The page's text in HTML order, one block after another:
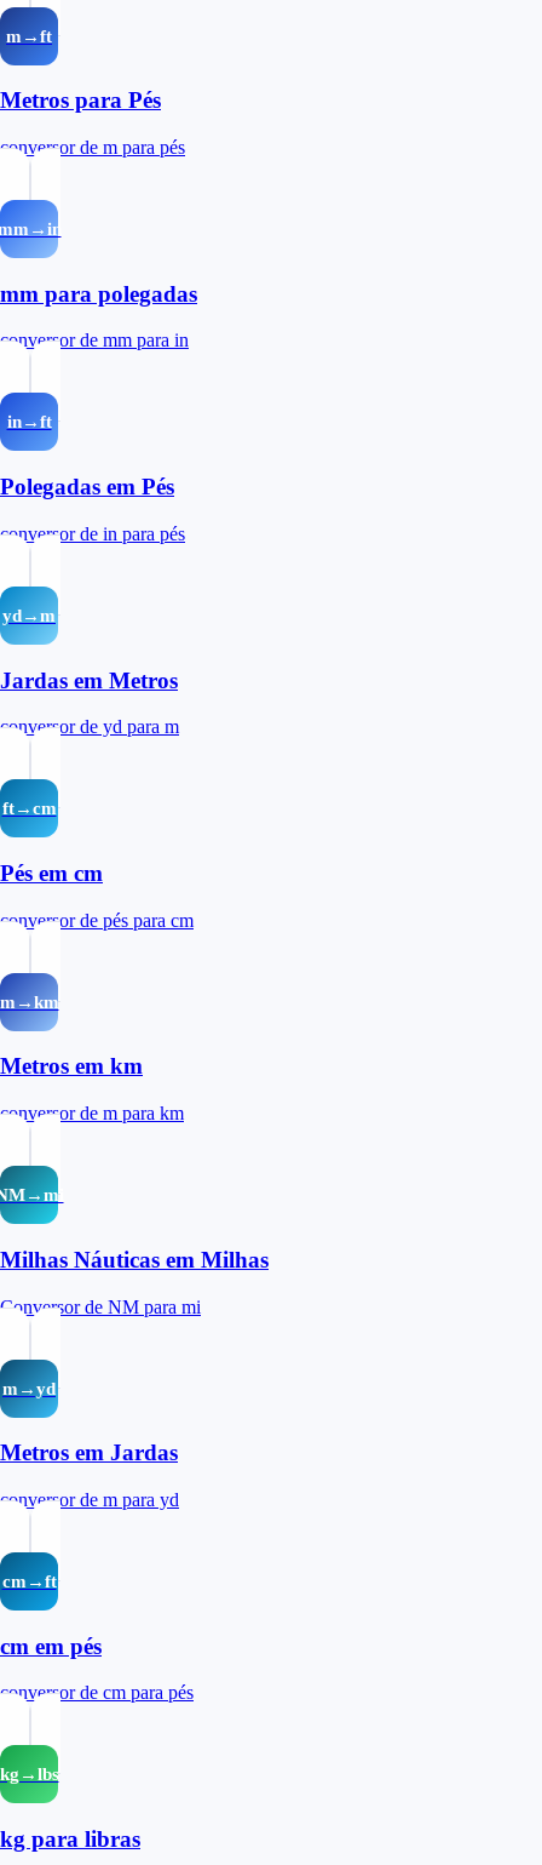
m→ft
Metros para Pés
conversor de m para pés
mm para polegadas
conversor de mm para in
in→ft
Polegadas em Pés
conversor de in para pés
yd→m
Jardas em Metros
conversor de yd para m
ft→cm
Pés em cm
conversor de pés para cm
m→km
Metros em km
conversor de m para km
Milhas Náuticas em Milhas
Conversor de NM para mi
m→yd
Metros em Jardas
conversor de m para yd
cm→ft
cm em pés
conversor de cm para pés
kg→lbs
kg para libras